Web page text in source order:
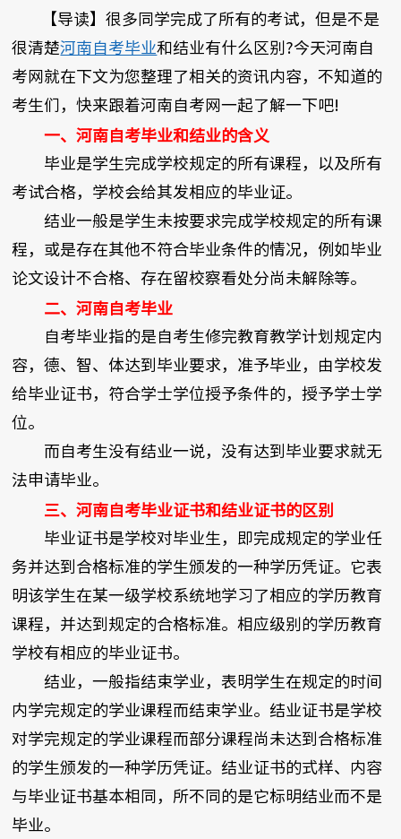
【导读】很多同学完成了所有的考试，但是不是
很清楚河南自考毕业和结业有什么区别?今天河南自
考网就在下文为您整理了相关的资讯内容，不知道的
考生们，快来跟着河南自考网一起了解一下吧!
一、河南自考毕业和结业的含义
毕业是学生完成学校规定的所有课程，以及所有
考试合格，学校会给其发相应的毕业证。
结业一般是学生未按要求完成学校规定的所有课
程，或是存在其他不符合毕业条件的情况，例如毕业
论文设计不合格、存在留校察看处分尚未解除等。
二、河南自考毕业
自考毕业指的是自考生修完教育教学计划规定内
容，德、智、体达到毕业要求，准予毕业，由学校发
给毕业证书，符合学士学位授予条件的，授予学士学
位。
而自考生没有结业一说，没有达到毕业要求就无
法申请毕业。
三、河南自考毕业证书和结业证书的区别
毕业证书是学校对毕业生，即完成规定的学业任
务并达到合格标准的学生颁发的一种学历凭证。它表
明该学生在某一级学校系统地学习了相应的学历教育
课程，并达到规定的合格标准。相应级别的学历教育
学校有相应的毕业证书。
结业，一般指结束学业，表明学生在规定的时间
内学完规定的学业课程而结束学业。结业证书是学校
对学完规定的学业课程而部分课程尚未达到合格标准
的学生颁发的一种学历凭证。结业证书的式样、内容
与毕业证书基本相同，所不同的是它标明结业而不是
毕业。